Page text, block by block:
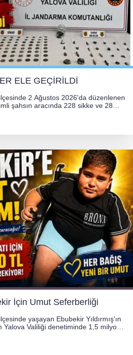
ELE GEÇİRİLDİ
2 Ağustos 2026'da düzenlenen
şahsın aracında 228 sikke ve 28
İçin Umut Seferberliği
yaşayan Ebubekir Yıldırmış'ın
Yalova Valiliği denetiminde 1,5 milyon